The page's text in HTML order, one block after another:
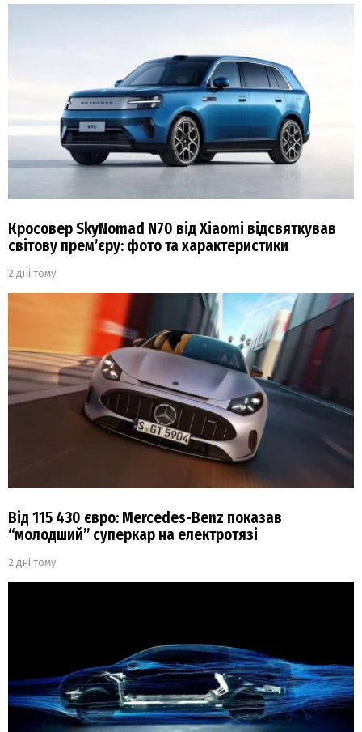
Кросовер SkyNomad N70 від Xiaomi відсвяткував
світову прем’єру: фото та характеристики
2 дні тому
Від 115 430 євро: Mercedes-Benz показав
“молодший” суперкар на електротязі
2 дні тому